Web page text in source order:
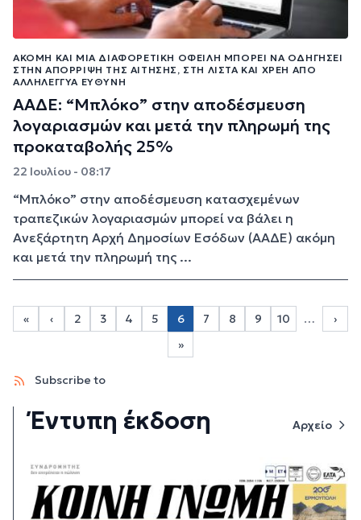
ΑΚΌΜΗ ΚΑΙ ΜΊΑ ΔΙΑΦΟΡΕΤΙΚΉ ΟΦΕΙΛΉ ΜΠΟΡΕΊ ΝΑ ΟΔΗΓΉΣΕΙ
ΣΤΗΝ ΑΠΌΡΡΙΨΗ ΤΗΣ ΑΊΤΗΣΗΣ, ΣΤΗ ΛΊΣΤΑ ΚΑΙ ΧΡΈΗ ΑΠΌ
ΑΛΛΗΛΈΓΓΥΑ ΕΥΘΎΝΗ
ΑΑΔΕ: “Μπλόκο” στην αποδέσμευση
λογαριασμών και μετά την πληρωμή της
προκαταβολής 25%
22 Ιουλίου - 08:17
“Μπλόκο” στην αποδέσμευση κατασχεμένων
τραπεζικών λογαριασμών μπορεί να βάλει η
Ανεξάρτητη Αρχή Δημοσίων Εσόδων (ΑΑΔΕ) ακόμη
και μετά την πληρωμή της ...
Σελιδοποίηση
First page
«
Προηγούμενη σελίδα
‹ Page 2
2 Page 3
3 Page 4
4 Page 5
5 6 Page 7
7 Page 8
8 Page 9
9 Page 10
10 … ›
Last page
»
Subscribe to
Έντυπη έκδοση Αρχείο